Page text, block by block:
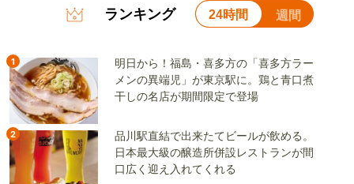
ランキング 24時間 週間
1
明日から！福島・喜多方の「喜多方ラー
メンの異端児」が東京駅に。鶏と青口煮
干しの名店が期間限定で登場
2
品川駅直結で出来たてビールが飲める。
日本最大級の醸造所併設レストランが間
口広く迎え入れてくれる